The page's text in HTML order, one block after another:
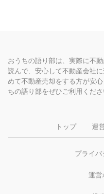
おうちの語り部は、実際に不
読んで、安心して不動産会社
めて不動産売却をする方が安
ちの語り部をぜひご利用くださ
トップ 運
プライバ
運営